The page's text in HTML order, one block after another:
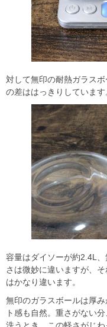
対して無印の耐熱ガラス
の差ははっきりしています
容量はダイソーが約2.4L、
さは微妙に違いますが、
はかなり違います。
無印のガラスボールは厚
ト感も自然。重さがない
洗うとき、この軽さがじわ